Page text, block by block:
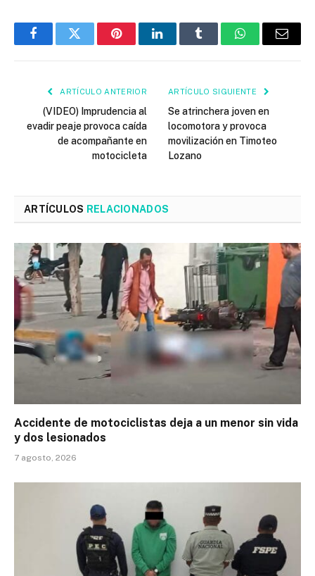
FacebookTwitter PinterestLinkedInTumblr WhatsAppEmail
ARTÍCULO ANTERIOR
(VIDEO) Imprudencia al
evadir peaje provoca caída
de acompañante en
motocicleta
ARTÍCULO SIGUIENTE
Se atrinchera joven en
locomotora y provoca
movilización en Timoteo
Lozano
ARTÍCULOS RELACIONADOS
Accidente de motociclistas deja a un menor sin vida
y dos lesionados
7 agosto, 2026